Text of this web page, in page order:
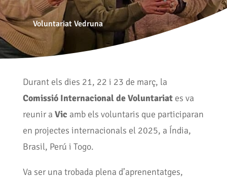
Voluntariat Vedruna
Durant els dies 21, 22 i 23 de març, la
Comissió Internacional de Voluntariates va
reunir a Vic amb els voluntaris que participaran
en projectes internacionals el 2025, a Índia,
Brasil, Perú i Togo.
Va ser una trobada plena d’aprenentatges,